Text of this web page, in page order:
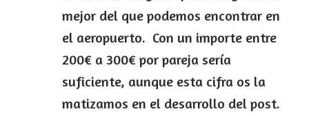
mejor del que podemos encontrar en
el aeropuerto. Con un importe entre
200€ a 300€ por pareja sería
suficiente, aunque esta cifra os la
matizamos en el desarrollo del post.